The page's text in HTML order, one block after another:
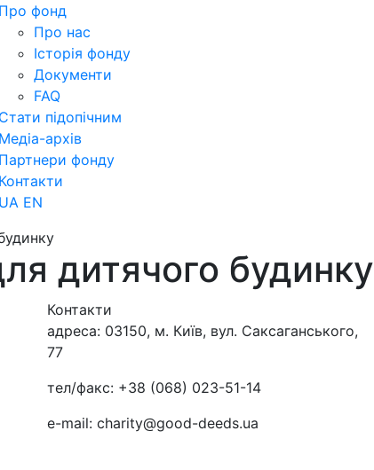
Про фонд
Про нас
Історія фонду
Документи
FAQ
Стати підопічним
Медіа-архів
Партнери фонду
Контакти
UA EN
дитячого будинку
Контакти
адреса: 03150, м. Київ, вул. Саксаганського,
77
тел/факс: +38 (068) 023-51-14
e-mail: charity@good-deeds.ua